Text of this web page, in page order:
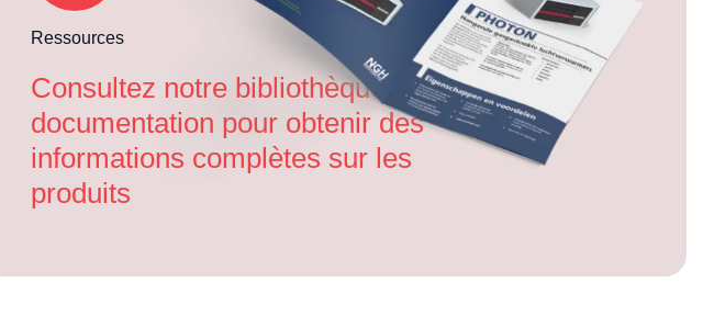
Ressources
Consultez notre bibliothèque de
documentation pour obtenir des
informations complètes sur les
produits